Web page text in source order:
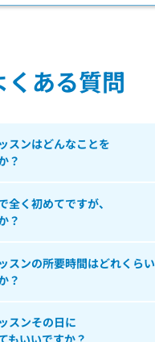
くある質問
スンはどんなことを
？
全く初めてですが、
？
スンの所要時間はどれくらい
？
スンその日に